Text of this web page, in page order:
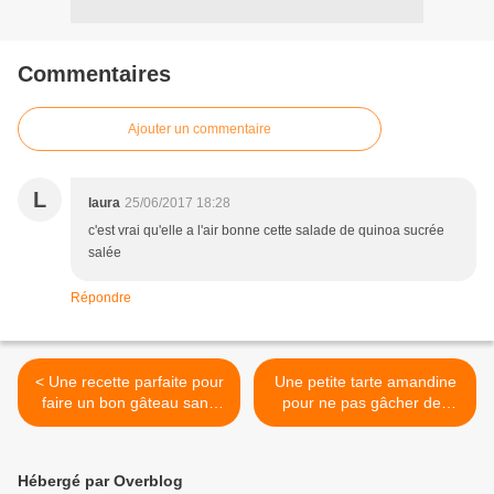
Commentaires
Ajouter un commentaire
L laura 25/06/2017 18:28
c'est vrai qu'elle a l'air bonne cette salade de quinoa sucrée
salée
Répondre
< Une recette parfaite pour
faire un bon gâteau sans
pour autant allumer le four
#gateau
Une petite tarte amandine
pour ne pas gâcher des
pêches qui s'abîment 😋 >
Hébergé par Overblog